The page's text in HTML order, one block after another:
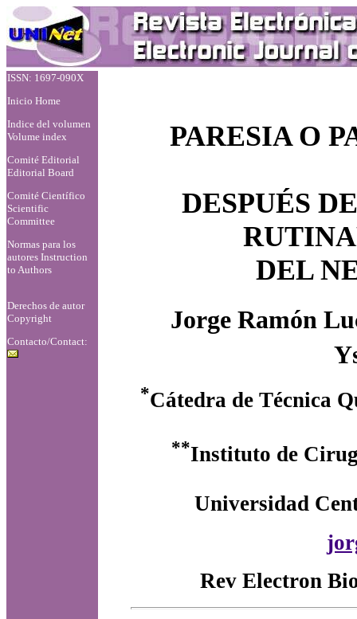
ISSN: 1697-090X
Inicio Home
Indice del volumen
Volume index
Comité Editorial
Editorial Board
Comité Científico
Scientific
Committee
Normas para los
autores Instruction
to Authors
Derechos de autor
Copyright
Contacto/Contact:
PARESIA O
DESPUÉS
DEL
Jorge Ramón
*Cátedra de Técnica
**Instituto de
Universidad
Rev Electron